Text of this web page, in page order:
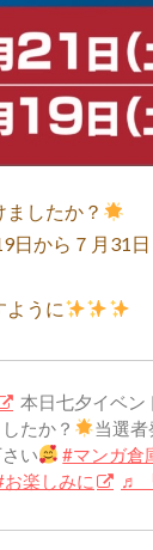
したか？
日から７月31
ように
本日七夕イベン
たか？
当選
い
#マンガ倉
お楽しみに
♬